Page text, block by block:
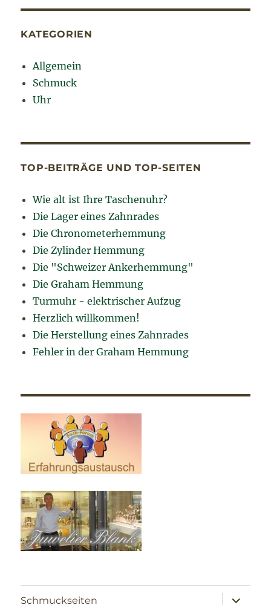
KATEGORIEN
Allgemein
Schmuck
Uhr
TOP-BEITRÄGE UND TOP-SEITEN
Wie alt ist Ihre Taschenuhr?
Die Lager eines Zahnrades
Die Chronometerhemmung
Die Zylinder Hemmung
Die "Schweizer Ankerhemmung"
Die Graham Hemmung
Turmuhr - elektrischer Aufzug
Herzlich willkommen!
Die Herstellung eines Zahnrades
Fehler in der Graham Hemmung
Schmuckseiten